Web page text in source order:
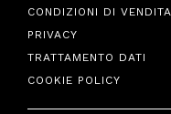
CONDIZIONI DI VENDITA
PRIVACY
TRATTAMENTO DATI
COOKIE POLICY